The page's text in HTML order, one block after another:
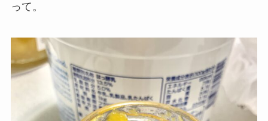
って。